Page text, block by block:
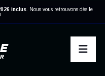
inclus. Nous vous retrouvons dès le
!